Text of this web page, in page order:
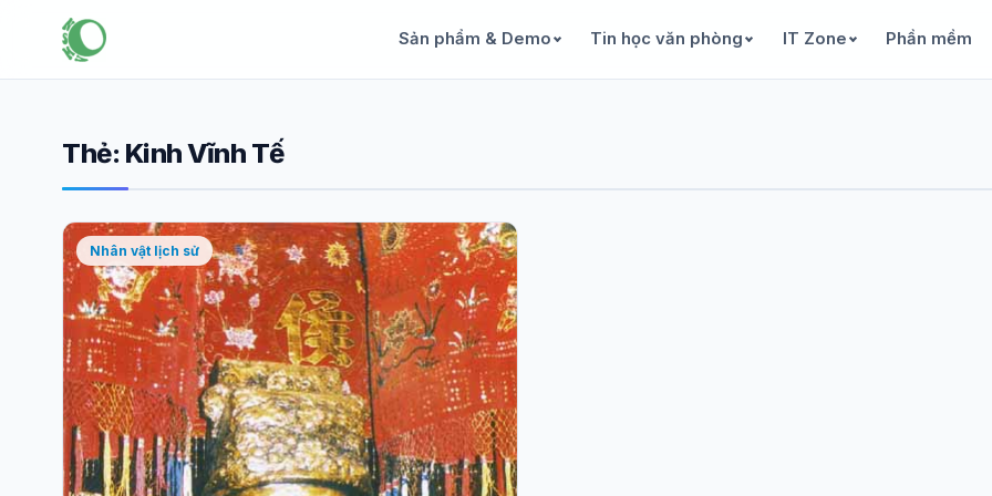
Sản phẩm & Demo Tin học văn phòng IT Zone Phần mềm
Thẻ: Kinh Vĩnh Tế
Nhân vật lịch sử